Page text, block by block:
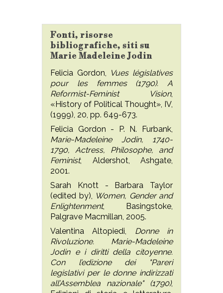
Fonti, risorse
bibliografiche, siti su
Marie Madeleine Jodin
Felicia Gordon,
Vues législatives
pour les femmes (1790). A
Reformist-Feminist Vision,
«History of Political Thought», IV,
(1999), 20, pp. 649-673.
Felicia Gordon - P. N. Furbank,
Marie-Madeleine Jodin, 1740-
1790, Actress, Philosophe, and
Feminist, Aldershot, Ashgate,
2001.
Sarah Knott - Barbara Taylor
(edited by),
Women, Gender and
Enlightenment, Basingstoke,
Palgrave Macmillan, 2005.
Valentina Altopiedi, Donne in
Rivoluzione. Marie-Madeleine
Jodin e i diritti della citoyenne.
Con l’edizione dei "Pareri
legislativi per le donne indirizzati
all’Assemblea nazionale" (1790),